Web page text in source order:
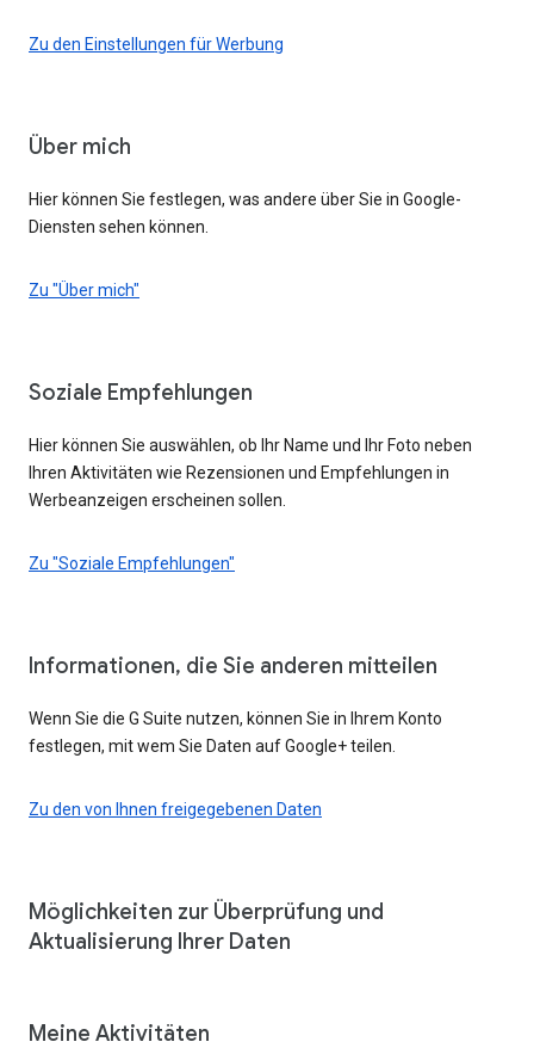
Zu den Einstellungen für Werbung
Über mich
Hier können Sie festlegen, was andere über Sie in Google-
Diensten sehen können.
Zu "Über mich"
Soziale Empfehlungen
Hier können Sie auswählen, ob Ihr Name und Ihr Foto neben
Ihren Aktivitäten wie Rezensionen und Empfehlungen in
Werbeanzeigen erscheinen sollen.
Zu "Soziale Empfehlungen"
Informationen, die Sie anderen mitteilen
Wenn Sie die G Suite nutzen, können Sie in Ihrem Konto
festlegen, mit wem Sie Daten auf Google+ teilen.
Zu den von Ihnen freigegebenen Daten
Möglichkeiten zur Überprüfung und
Aktualisierung Ihrer Daten
Meine Aktivitäten